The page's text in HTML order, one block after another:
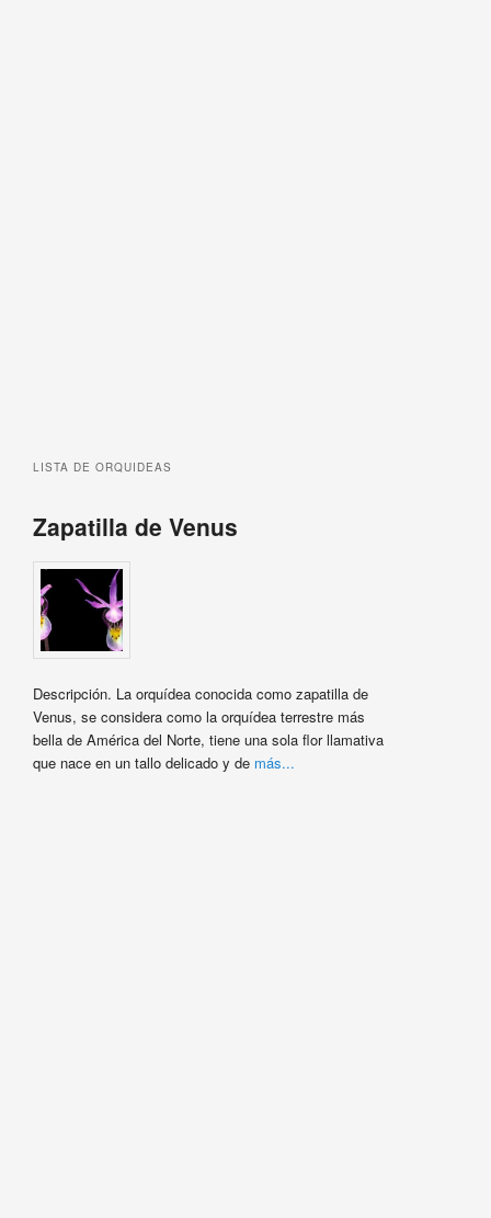
LISTA DE ORQUIDEAS
Zapatilla de Venus
Descripción. La orquídea conocida como zapatilla de
Venus, se considera como la orquídea terrestre más
bella de América del Norte, tiene una sola flor llamativa
que nace en un tallo delicado y de más...